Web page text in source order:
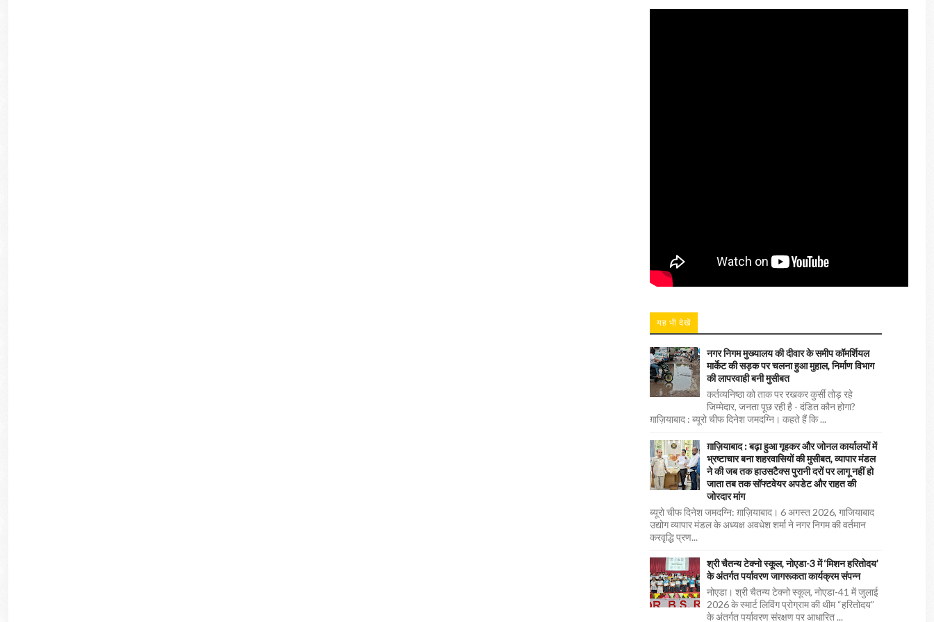
यह भी देखें
नगर निगम मुख्यालय की दीवार के समीप कॉमर्शियल
मार्केट की सड़क पर चलना हुआ मुहाल, निर्माण विभाग
की लापरवाही बनी मुसीबत
कर्तव्यनिष्ठा को ताक पर रखकर कुर्सी तोड़ रहे
जिम्मेदार, जनता पूछ रही है - दंडित कौन होगा?
ग़ाज़ियाबाद : ब्यूरो चीफ दिनेश जमदग्नि। कहते हैं कि ...
ग़ाज़ियाबाद : बढ़ा हुआ गृहकर और जोनल कार्यालयों में
भ्रष्टाचार बना शहरवासियों की मुसीबत, व्यापार मंडल
ने की जब तक हाउसटैक्स पुरानी दरों पर लागू नहीं हो
जाता तब तक सॉफ्टवेयर अपडेट और राहत की
जोरदार मांग
ब्यूरो चीफ दिनेश जमदग्नि: ग़ाज़ियाबाद। 6 अगस्त 2026, गाजियाबाद
उद्योग व्यापार मंडल के अध्यक्ष अवधेश शर्मा ने नगर निगम की वर्तमान
करवृद्धि प्रण...
श्री चैतन्य टेक्नो स्कूल, नोएडा-3 में ‘मिशन हरितोदय’
के अंतर्गत पर्यावरण जागरूकता कार्यक्रम संपन्न
नोएडा। श्री चैतन्य टेक्नो स्कूल, नोएडा-41 में जुलाई
2026 के स्मार्ट लिविंग प्रोग्राम की थीम “हरितोदय”
के अंतर्गत पर्यावरण संरक्षण पर आधारित ...